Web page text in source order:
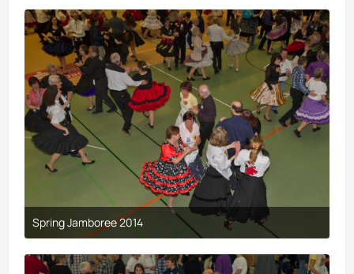
Spring Jamboree 2014
9. April 2017 um 19:44